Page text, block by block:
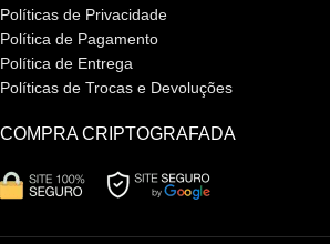
Políticas de Privacidade
Política de Pagamento
Política de Entrega
Políticas de Trocas e Devoluções
COMPRA CRIPTOGRAFADA